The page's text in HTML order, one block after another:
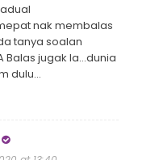
nak membalas
tanya soalan
jugak la...dunia
dulu...